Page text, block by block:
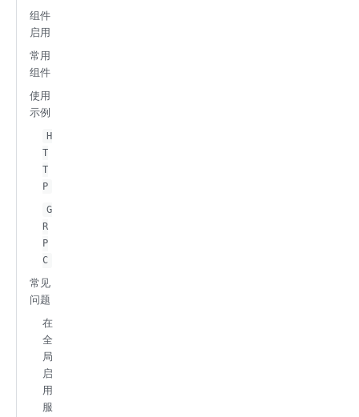
组件
启用
常用
组件
使用
示例
H
T
T
P
G
R
P
C
常见
问题
在
全
局
启
用
服